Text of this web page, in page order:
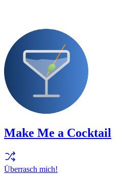
Make Me a Cocktail
Überrasch mich!